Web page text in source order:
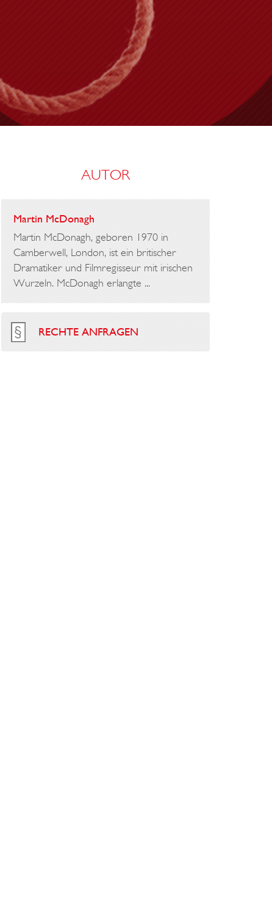
AUTOR
Martin McDonagh
Martin McDonagh, geboren 1970 in
Camberwell, London, ist ein britischer
Dramatiker und Filmregisseur mit irischen
Wurzeln. McDonagh erlangte ...
RECHTE ANFRAGEN